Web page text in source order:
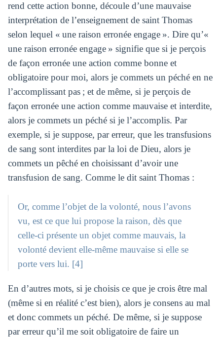
rend cette action bonne, découle d’une mauvaise
interprétation de l’enseignement de saint Thomas
selon lequel « une raison erronée engage ». Dire qu’«
une raison erronée engage » signifie que si je perçois
de façon erronée une action comme bonne et
obligatoire pour moi, alors je commets un péché en ne
l’accomplissant pas ; et de même, si je perçois de
façon erronée une action comme mauvaise et interdite,
alors je commets un péché si je l’accomplis. Par
exemple, si je suppose, par erreur, que les transfusions
de sang sont interdites par la loi de Dieu, alors je
commets un pêché en choisissant d’avoir une
transfusion de sang. Comme le dit saint Thomas :
Or, comme l’objet de la volonté, nous l’avons
vu, est ce que lui propose la raison, dès que
celle-ci présente un objet comme mauvais, la
volonté devient elle-même mauvaise si elle se
porte vers lui. [4]
En d’autres mots, si je choisis ce que je crois être mal
(même si en réalité c’est bien), alors je consens au mal
et donc commets un péché. De même, si je suppose
par erreur qu’il me soit obligatoire de faire un